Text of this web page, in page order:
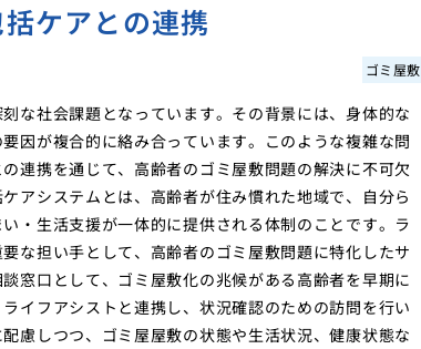
ケアとの連携
ゴミ屋敷
な社会課題となっています。その背景には、身体的な
因が複合的に絡み合っています。このような複雑な問
連携を通じて、高齢者のゴミ屋敷問題の解決に不可欠
アシステムとは、高齢者が住み慣れた地域で、自分ら
・生活支援が一体的に提供される体制のことです。ラ
な担い手として、高齢者のゴミ屋敷問題に特化したサ
窓口として、ゴミ屋敷化の兆候がある高齢者を早期に
イフアシストと連携し、状況確認のための訪問を行い
慮しつつ、ゴミ屋屋敷の状態や生活状況、健康状態な